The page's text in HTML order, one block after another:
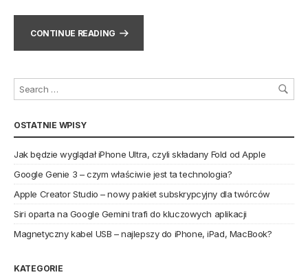
CONTINUE READING
OSTATNIE WPISY
Jak będzie wyglądał iPhone Ultra, czyli składany Fold od Apple
Google Genie 3 – czym właściwie jest ta technologia?
Apple Creator Studio – nowy pakiet subskrypcyjny dla twórców
Siri oparta na Google Gemini trafi do kluczowych aplikacji
Magnetyczny kabel USB – najlepszy do iPhone, iPad, MacBook?
KATEGORIE